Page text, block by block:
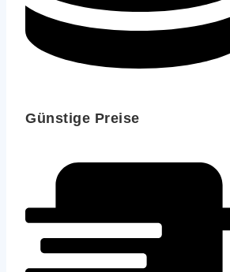
Günstige Preise